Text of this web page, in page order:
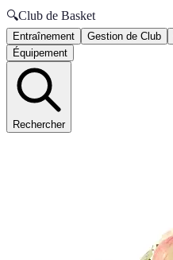
🔍Club de Basket
Entraînement Gestion de Club
Équipement
Rechercher